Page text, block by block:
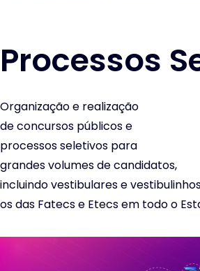
Processos
Organização e realização
de concursos públicos e
processos seletivos para
grandes volumes de candidatos,
incluindo vestibulares e
os das Fatecs e Etecs em todo o